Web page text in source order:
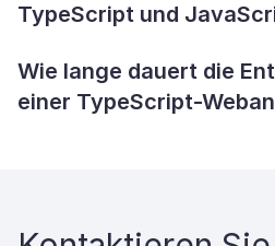
TypeScript und
Wie lange dauert die
einer TypeScript-